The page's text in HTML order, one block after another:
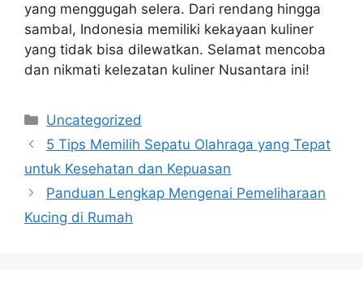
yang menggugah selera. Dari rendang hingga
sambal, Indonesia memiliki kekayaan kuliner
yang tidak bisa dilewatkan. Selamat mencoba
dan nikmati kelezatan kuliner Nusantara ini!
Categories
Uncategorized
5 Tips Memilih Sepatu Olahraga yang Tepat
untuk Kesehatan dan Kepuasan
Panduan Lengkap Mengenai Pemeliharaan
Kucing di Rumah